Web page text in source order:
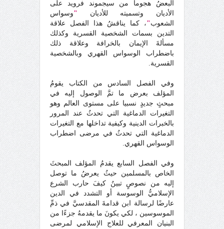
البعضُ هجوما من سيجموند فرويد على
الأديان وتسميته للأديان "وسواس
الشعوب"، كما يناقشُ هذا الفصل علاقة
التدين بسمات الشخصية القسرية وكذلك
مسألةَ الإيمان بالخرافة وعلاقة ذلك
باضطراب الوسواس القهري وبالشخصية
القسرية.
وفي الفصل السادس من الكتاب يقومُ
المؤلف بعرض ما تمَّ الوصول إليه في
مبحثٍ جديدٍ نسبيا على مستوى العالم وهو
التغيرات الدماغية التي تحدثُ عند المرور
بالخبرات الدينية وكيفية تداخلها مع التغيرات
الدماغية التي تحدثُ في مرضى اضطراب
الوسواس القهري.
وفي الفصل السابع يقدمُ المؤلف المبحثَ
الخاص بالمسلمين حيثُ يعرضُ ما توصل
إليه من نصوصٍ تبينُ كيفَ حارب الشرع
الإسلاميُّ الوسوسة أو التشدد في الدين
عارضًا لرسالة ابن قدامةَ المقدسيَّ في ذمِّ
الموسوسين ، لكي يكونَ ما يقدمهُ جزءًا من
البنيان المعرفي للعلاج الإسلامي لمرضى